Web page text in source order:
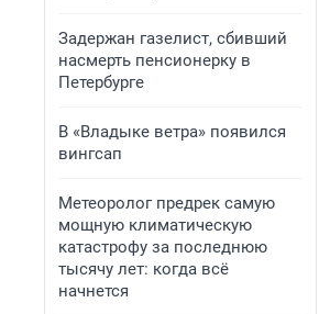
Задержан газелист, сбивший
насмерть пенсионерку в
Петербурге
В «Владыке ветра» появился
вингсап
Метеоролог предрек самую
мощную климатическую
катастрофу за последнюю
тысячу лет: когда всё
начнется